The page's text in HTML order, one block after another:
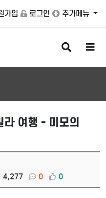
가입 로그인 추가메뉴
검
색
버
메
버
라 여행 - 미모의
4,277 0 0